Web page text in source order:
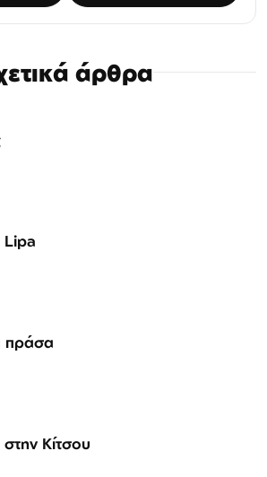
άρθρα
Lipa
πράσα
στην Κίτσου